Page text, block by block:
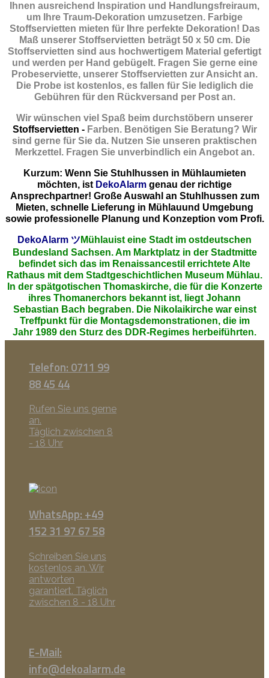
Ihnen ausreichend Inspiration und Handlungsfreiraum,
um Ihre Traum-Dekoration umzusetzen. Farbige
Stoffservietten mieten für Ihre perfekte Dekoration! Das
Maß unserer Stoffservietten beträgt 50 x 50 cm. Die
Stoffservietten sind aus hochwertigem Material gefertigt
und werden per Hand gebügelt. Fragen Sie gerne eine
Probeserviette, unserer Stoffservietten zur Ansicht an.
Die Probe ist kostenlos, es fallen für Sie lediglich die
Gebühren für den Rückversand per Post an.
Wir wünschen viel Spaß beim durchstöbern unserer
Stoffservietten - Farben. Benötigen Sie Beratung? Wir
sind gerne für Sie da. Nutzen Sie unseren praktischen
Merkzettel. Fragen Sie unverbindlich ein Angebot an.
Kurzum: Wenn Sie Stuhlhussen in Mühlaumieten
möchten, ist DekoAlarm genau der richtige
Ansprechpartner! Große Auswahl an Stuhlhussen zum
Mieten, schnelle Lieferung in Mühlauund Umgebung
sowie professionelle Planung und Konzeption vom Profi.
DekoAlarm ツ Mühlauist eine Stadt im ostdeutschen
Bundesland Sachsen. Am Marktplatz in der Stadtmitte
befindet sich das im Renaissancestil errichtete Alte
Rathaus mit dem Stadtgeschichtlichen Museum Mühlau.
In der spätgotischen Thomaskirche, die für die Konzerte
ihres Thomanerchors bekannt ist, liegt Johann
Sebastian Bach begraben. Die Nikolaikirche war einst
Treffpunkt für die Montagsdemonstrationen, die im
Jahr 1989 den Sturz des DDR-Regimes herbeiführten.
Telefon: 0711 99
88 45 44
Rufen Sie uns gerne
an.
Täglich zwischen 8
- 18 Uhr
WhatsApp: +49
152 31 97 67 58
Schreiben Sie uns
kostenlos an. Wir
antworten
garantiert. Täglich
zwischen 8 - 18 Uhr
E-Mail:
info@dekoalarm.de